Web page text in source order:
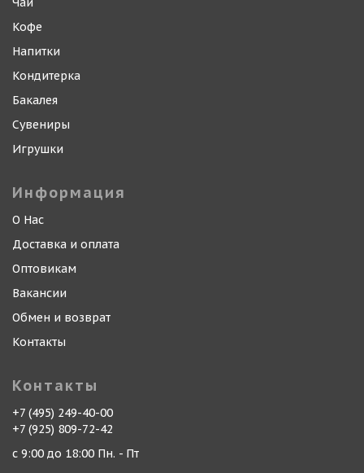
Кофе
Напитки
Кондитерка
Бакалея
Сувениры
Игрушки
Информация
О Нас
Доставка и оплата
Оптовикам
Вакансии
Обмен и возврат
Контакты
Контакты
+7 (495) 249-40-00
+7 (925) 809-72-42
с 9:00 до 18:00 Пн. - Пт